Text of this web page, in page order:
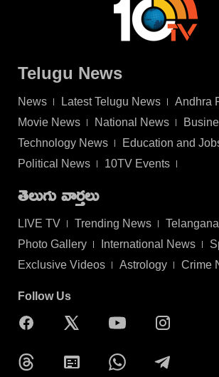
Telugu News
News Latest Telugu News
Andhra
Movie News
National News
Technology News
Education and
Political News
10TV Events
తెలుగు వార్తలు
LIVE TV Trending News
Photo Gallery
International News
Exclusive Videos
Astrology Crime
Follow Us